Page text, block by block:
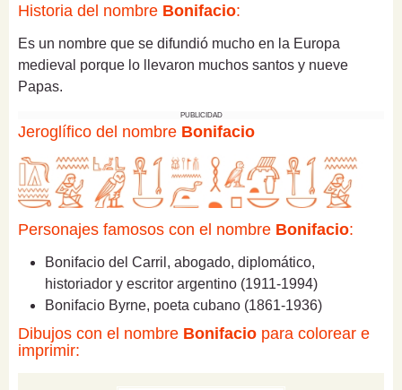
Historia del nombre Bonifacio:
Es un nombre que se difundió mucho en la Europa
medieval porque lo llevaron muchos santos y nueve
Papas.
PUBLICIDAD
Jeroglífico del nombre Bonifacio
Personajes famosos con el nombre Bonifacio:
Bonifacio del Carril, abogado, diplomático,
historiador y escritor argentino (1911-1994)
Bonifacio Byrne, poeta cubano (1861-1936)
Dibujos con el nombre Bonifacio para colorear e
imprimir: